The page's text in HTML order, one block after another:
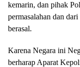
kemarin, dan pihak
permasalahan dan
berasal.
Karena Negara ini
berharap Aparat